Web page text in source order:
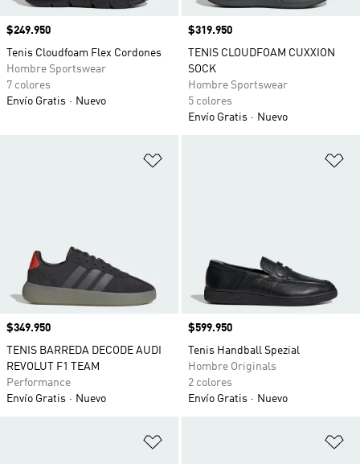
Precio
$249.950
Tenis Cloudfoam Flex Cordones
Hombre Sportswear
7 colores
Envío Gratis
Nuevo
Precio
$319.950
TENIS CLOUDFOAM CUXXION
SOCK
Hombre Sportswear
5 colores
Envío Gratis
Nuevo
Precio
$349.950
TENIS BARREDA DECODE AUDI
REVOLUT F1 TEAM
Performance
Envío Gratis
Nuevo
Precio
$599.950
Tenis Handball Spezial
Hombre Originals
2 colores
Envío Gratis
Nuevo